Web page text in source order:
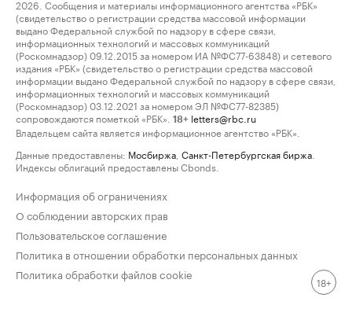
2026. Сообщения и материалы информационного агентства «РБК»
(свидетельство о регистрации средства массовой информации
выдано Федеральной службой по надзору в сфере связи,
информационных технологий и массовых коммуникаций
(Роскомнадзор) 09.12.2015 за номером ИА №ФС77-63848) и сетевого
издания «РБК» (свидетельство о регистрации средства массовой
информации выдано Федеральной службой по надзору в сфере связи,
информационных технологий и массовых коммуникаций
(Роскомнадзор) 03.12.2021 за номером ЭЛ №ФС77-82385)
сопровождаются пометкой «РБК».
18+ letters@rbc.ru
Владельцем сайта является информационное агентство «РБК».
Данные предоставлены: Мосбиржа Санкт-Петербургская биржа
Индексы облигаций предоставлены Cbonds.
Информация об ограничениях
О соблюдении авторских прав
Пользовательское соглашение
Политика в отношении обработки персональных данных
Политика обработки файлов cookie
18+